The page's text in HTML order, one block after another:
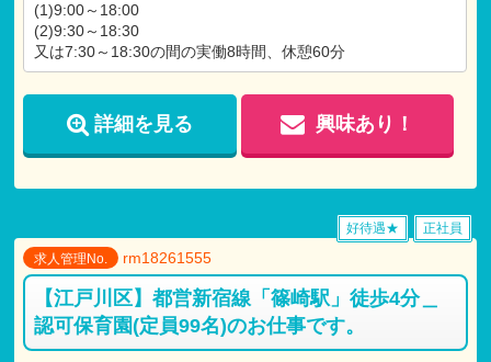
(1)9:00～18:00
(2)9:30～18:30
又は7:30～18:30の間の実働8時間、休憩60分
詳細を見る 興味あり！
求人管理No. rm18261555
【江戸川区】都営新宿線「篠崎駅」徒歩4分＿
認可保育園(定員99名)のお仕事です。
好待遇★ 正社員